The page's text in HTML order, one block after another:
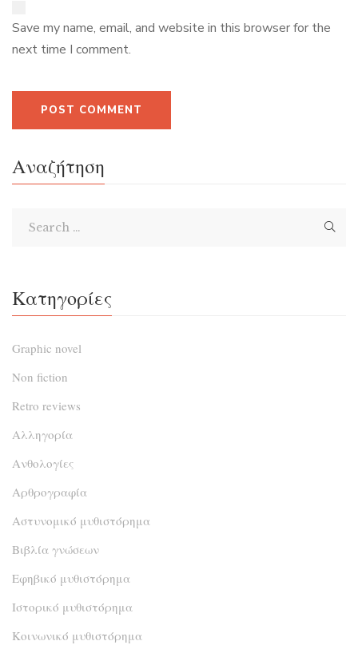
Save my name, email, and website in this browser for the
next time I comment.
Αναζήτηση
Κατηγορίες
Graphic novel
Non fiction
Retro reviews
Αλληγορία
Ανθολογίες
Αρθρογραφία
Αστυνομικό μυθιστόρημα
Βιβλία γνώσεων
Εφηβικό μυθιστόρημα
Ιστορικό μυθιστόρημα
Κοινωνικό μυθιστόρημα